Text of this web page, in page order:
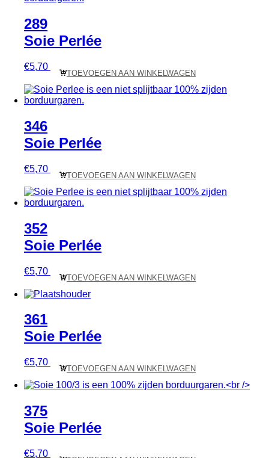
289
Soie Perlée
€5,70
TOEVOEGEN AAN WINKELWAGEN
346
Soie Perlée
€5,70
TOEVOEGEN AAN WINKELWAGEN
352
Soie Perlée
€5,70
TOEVOEGEN AAN WINKELWAGEN
361
Soie Perlée
€5,70
TOEVOEGEN AAN WINKELWAGEN
375
Soie Perlée
€5,70